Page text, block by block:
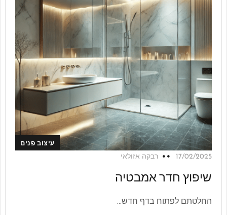
עיצוב פנים
17/02/2025 רבקה אזולאי
שיפוץ חדר אמבטיה
החלטתם לפתוח בדף חדש...